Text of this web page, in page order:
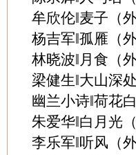
牟欣伦‖麦子（
杨吉军‖孤雁（
林晓波‖月食（
梁健生‖大山深
幽兰小诗‖荷花
朱爱华‖白月光
李乐军‖听风（